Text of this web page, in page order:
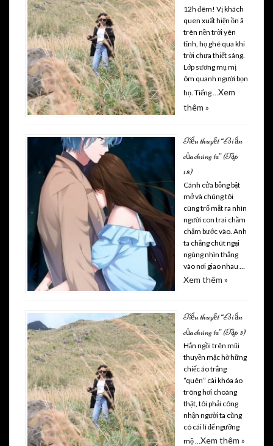
12h đêm! Vị khách
quen xuất hiện ồn ã
trên nền trời yên
tĩnh, họ ghé qua khi
trời chưa thiết sáng.
Lớp sương mụ mị
ôm quanh người bọn
họ. Tiếng …Xem
thêm »
Tiểu thuyết “Bí ẩn
của chúng ta” (Tập
18)
Cánh cửa bỗng bật
mở và chúng tôi
cùng trố mắt ra nhìn
người con trai chầm
chậm bước vào. Anh
ta chẳng chút ngại
ngùng nhìn thẳng
vào nơi giao nhau …
Xem thêm »
Tiểu thuyết “Bí ẩn
của chúng ta” (Tập 3)
Hắn ngồi trên mũi
thuyền mặc hờ hững
chiếc áo trắng
“quên” cài khóa áo
trông hơi choáng
thật, tôi phải công
nhận người ta cũng
có cái lí để ngưỡng
mộ …Xem thêm »